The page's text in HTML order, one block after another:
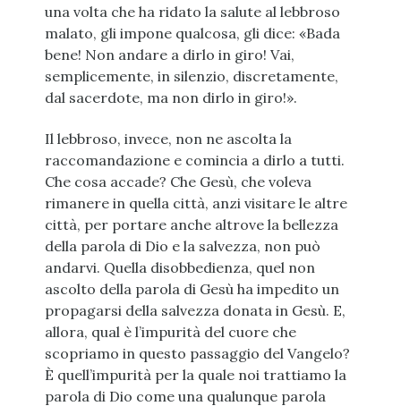
una volta che ha ridato la salute al lebbroso
malato, gli impone qualcosa, gli dice: «Bada
bene! Non andare a dirlo in giro! Vai,
semplicemente, in silenzio, discretamente,
dal sacerdote, ma non dirlo in giro!».
Il lebbroso, invece, non ne ascolta la
raccomandazione e comincia a dirlo a tutti.
Che cosa accade? Che Gesù, che voleva
rimanere in quella città, anzi visitare le altre
città, per portare anche altrove la bellezza
della parola di Dio e la salvezza, non può
andarvi. Quella disobbedienza, quel non
ascolto della parola di Gesù ha impedito un
propagarsi della salvezza donata in Gesù. E,
allora, qual è l’impurità del cuore che
scopriamo in questo passaggio del Vangelo?
È quell’impurità per la quale noi trattiamo la
parola di Dio come una qualunque parola